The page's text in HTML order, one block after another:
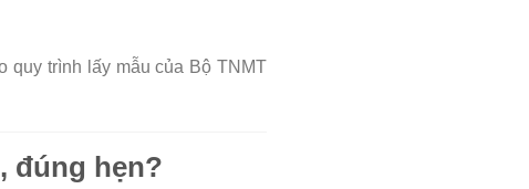
quy trình lấy mẫu của Bộ TNMT
đúng hẹn?